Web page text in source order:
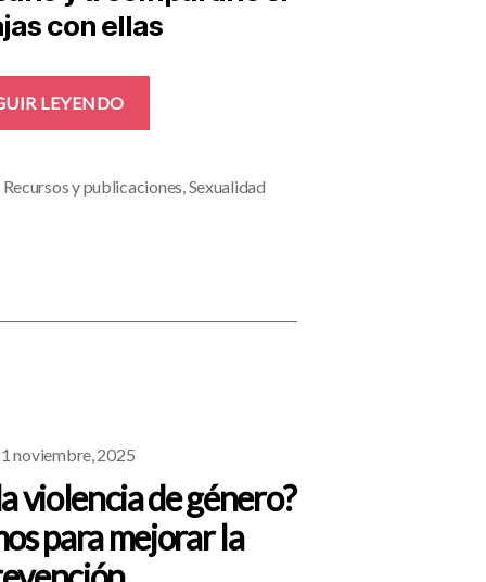
con ellas
LEYENDO
las
Recursos y publicaciones,Sexualidad
noviembre, 2025
violencia de género?
para mejorar la